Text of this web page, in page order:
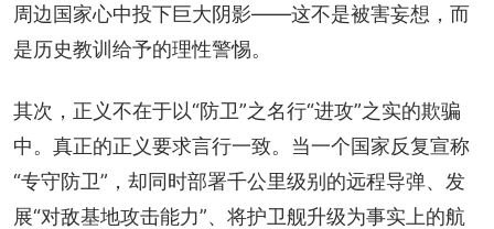
周边国家心中投下巨大阴影——这不是被害妄想，而
是历史教训给予的理性警惕。
其次，正义不在于以“防卫”之名行“进攻”之实的欺骗
中。真正的正义要求言行一致。当一个国家反复宣称
“专守防卫”，却同时部署千公里级别的远程导弹、发
展“对敌基地攻击能力”、将护卫舰升级为事实上的航